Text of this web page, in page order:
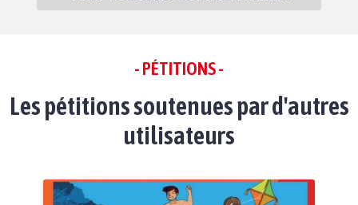
- PÉTITIONS -
Les pétitions soutenues par d'autres
utilisateurs